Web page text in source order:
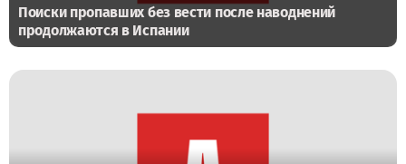
Поиски пропавших без вести после наводнений
продолжаются в Испании